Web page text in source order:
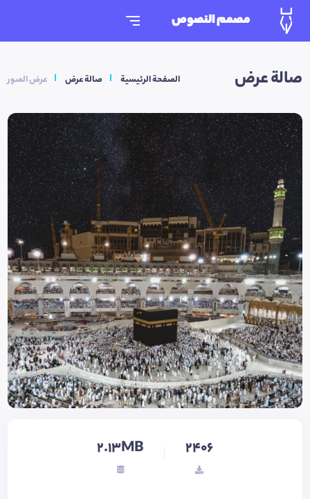
مصمم النصوص
صالة عرض الصفحة الرئيسية صالة عرض عرض الصور
2406
2.13MB